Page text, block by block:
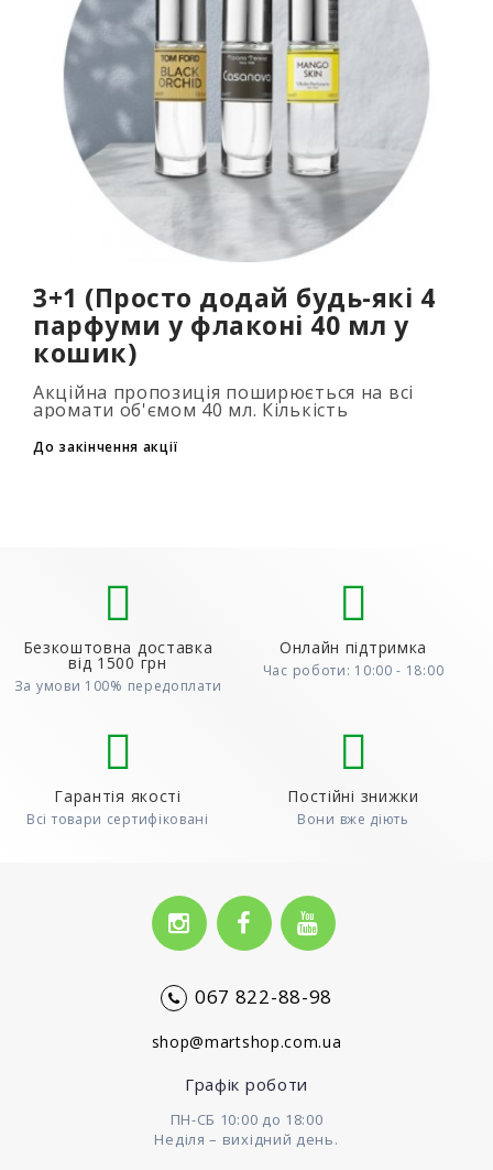
3+1 (Просто додай будь-які 4
парфуми у флаконі 40 мл у
кошик)
Акційна пропозиція поширюється на всі
аромати об'ємом 40 мл. Кількість
6+2, 9+3) Для того, щоб скористатися акцією,
до..
До закінчення акції
Безкоштовна доставка
від 1500 грн
За умови 100% передоплати
Онлайн підтримка
Час роботи: 10:00 - 18:00
Гарантія якості
Всі товари сертифіковані
Постійні знижки
Вони вже діють
067 822-88-98
shop@martshop.com.ua
Графік роботи
ПН-СБ 10:00 до 18:00
Неділя – вихідний день.